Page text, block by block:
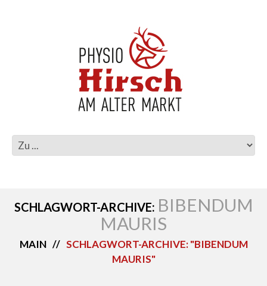
SCHLAGWORT-ARCHIVE: BIBENDUM
MAURIS
MAIN
SCHLAGWORT-ARCHIVE: "BIBENDUM
MAURIS"